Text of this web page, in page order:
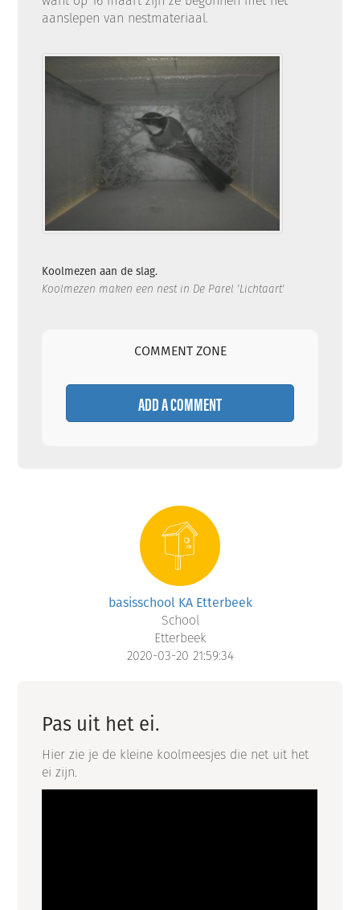
aanslepen van nestmateriaal.
Koolmezen aan de slag.
Koolmezen maken een nest in De Parel 'Lichtaart'
COMMENT ZONE
ADD A COMMENT
basisschool KA Etterbeek
School
Etterbeek
2020-03-20 21:59:34
Pas uit het ei.
Hier zie je de kleine koolmeesjes die net uit het
ei zijn.